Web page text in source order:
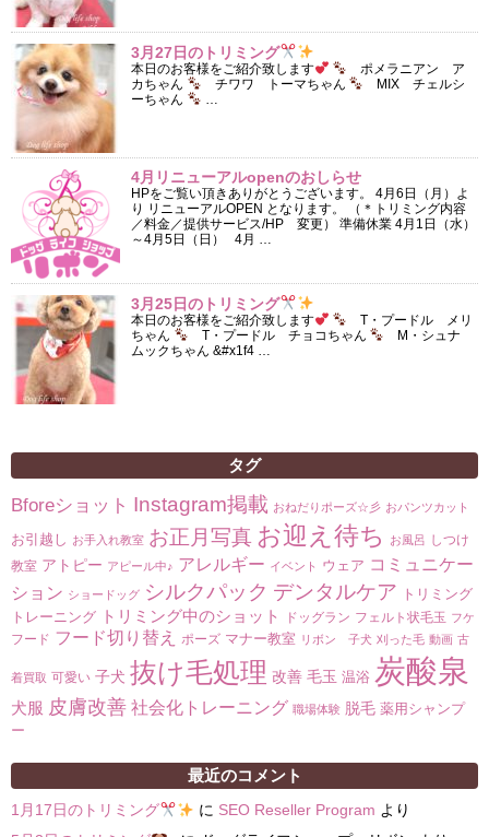
3月27日のトリミング
本日のお客様をご紹介致します
ポメラニアン ア
カちゃん
チワワ トーマちゃん
MIX チェルシ
ーちゃん
…
4月リニューアルopenのおしらせ
HPをご覧い頂きありがとうございます。 4月6日（月）よ
り リニューアルOPEN となります。 （＊トリミング内容
／料金／提供サービス/HP 変更） 準備休業 4月1日（水）
～4月5日（日） 4月 …
3月25日のトリミング
本日のお客様をご紹介致します
T・プードル メリ
ちゃん
T・プードル チョコちゃん
M・シュナ
ムックちゃん &#x1f4 …
タグ
Bforeショット Instagram掲載 おねだりポーズ☆彡 おパンツカット
お引越し お手入れ教室 お正月写真 お迎え待ち お風呂 しつけ
教室 アトピー アピール中♪ アレルギー イベント ウェア コミュニケー
ション ショードッグ シルクパック デンタルケア
トリミング
トレーニング
トリミング中のショット ドッグラン フェルト状毛玉 フケ
フード フード切り替え ポーズ マナー教室 リボン 子犬 刈った毛 動画 古
着買取 可愛い 子犬 抜け毛処理 改善 毛玉 温浴 炭酸泉
犬服 皮膚改善 社会化トレーニング 職場体験 脱毛 薬用シャンプ
ー
最近のコメント
1月17日のトリミング に SEO Reseller Program より